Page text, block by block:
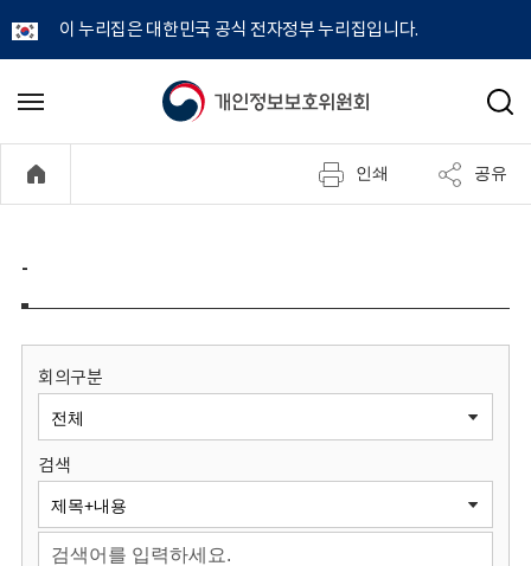
이 누리집은 대한민국 공식 전자정부 누리집입니다.
개
정
보
원
회
메
기
검
인쇄 공유
-
회의구분
검색